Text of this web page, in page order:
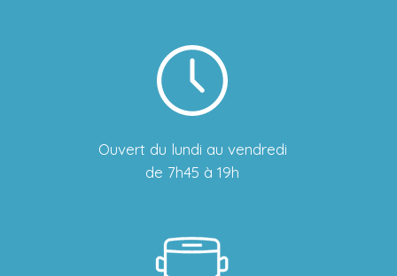
Ouvert du lundi au vendredi
de 7h45 à 19h